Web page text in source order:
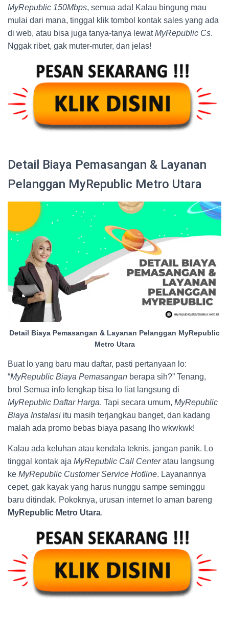
MyRepublic 150Mbps, semua ada! Kalau bingung mau
mulai dari mana, tinggal klik tombol kontak sales yang ada
di web, atau bisa juga tanya-tanya lewatMyRepublic Cs.
Nggak ribet, gak muter-muter, dan jelas!
Detail Biaya Pemasangan & Layanan
Pelanggan MyRepublic Metro Utara
Detail Biaya Pemasangan & Layanan Pelanggan MyRepublic
Metro Utara
Buat lo yang baru mau daftar, pasti pertanyaan lo:
“MyRepublic Biaya Pemasangan berapa sih?” Tenang,
bro! Semua info lengkap bisa lo liat langsung di
MyRepublic Daftar Harga. Tapi secara umum, MyRepublic
Biaya Instalasi itu masih terjangkau banget, dan kadang
malah ada promo bebas biaya pasang lho wkwkwk!
Kalau ada keluhan atau kendala teknis, jangan panik. Lo
tinggal kontak aja MyRepublic Call Centeratau langsung
ke MyRepublic Customer Service Hotline. Layanannya
cepet, gak kayak yang harus nunggu sampe seminggu
baru ditindak. Pokoknya, urusan internet lo aman bareng
MyRepublic Metro Utara.